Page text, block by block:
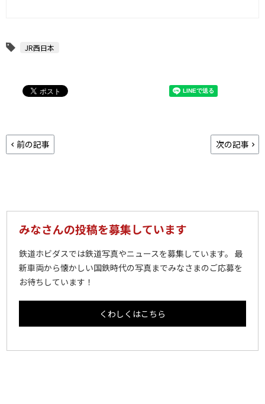
JR西日本
前の記事 次の記事
みなさんの投稿を募集しています
鉄道ホビダスでは鉄道写真やニュースを募集しています。 最
新車両から懐かしい国鉄時代の写真までみなさまのご応募を
お待ちしています！
くわしくはこちら